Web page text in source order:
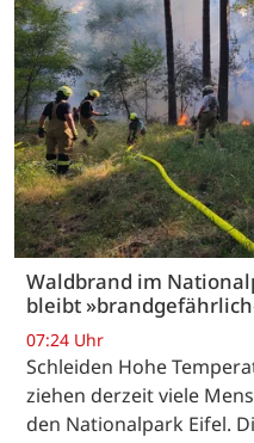
Waldbrand im
bleibt
07:24 Uhr
Schleiden Hohe
ziehen derzeit viele
den Nationalpark Eifel.